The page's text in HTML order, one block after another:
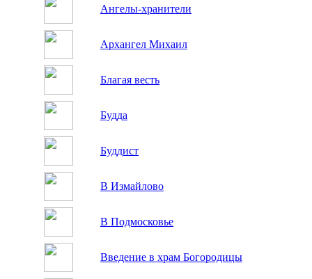
Ангелы-хранители
Архангел Михаил
Благая весть
Будда
Буддист
В Измайлово
В Подмосковье
Введение в храм Богородицы